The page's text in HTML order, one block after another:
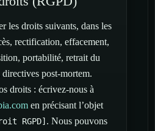
les droits suivants, dans les
rectification, effacement,
portabilité, retrait du
directives post-mortem.
droits : écrivez-nous à
en précisant l’objet
RGPD] . Nous pouvons